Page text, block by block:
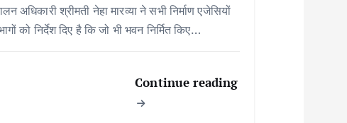
अधिकारी श्रीमती नेहा मारव्या ने सभी निर्माण एजेसियों
को निर्देश दिए है कि जो भी भवन निर्मित किए…
Continue reading